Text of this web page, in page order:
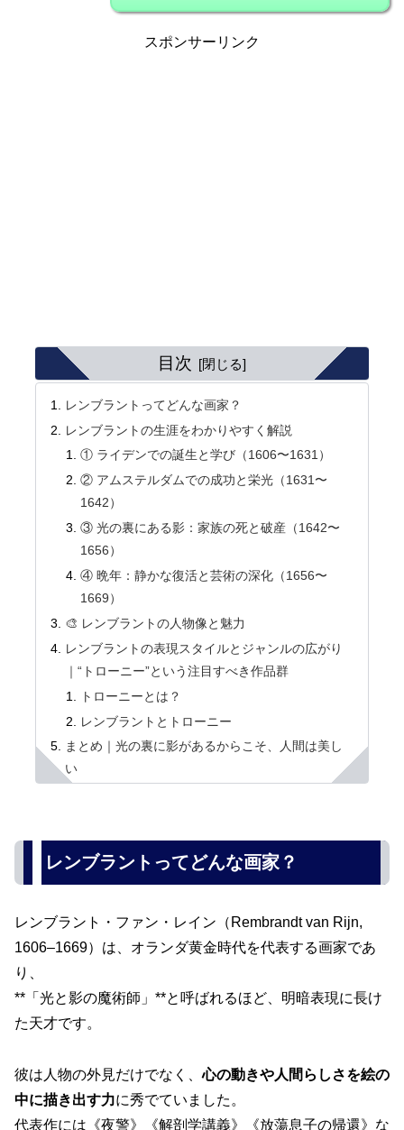
スポンサーリンク
目次
レンブラントってどんな画家？
レンブラントの生涯をわかりやすく解説
① ライデンでの誕生と学び（1606〜1631）
② アムステルダムでの成功と栄光（1631〜
1642）
③ 光の裏にある影：家族の死と破産（1642〜
1656）
④ 晩年：静かな復活と芸術の深化（1656〜
1669）
🎨 レンブラントの人物像と魅力
レンブラントの表現スタイルとジャンルの広がり
｜“トローニー”という注目すべき作品群
トローニーとは？
レンブラントとトローニー
まとめ｜光の裏に影があるからこそ、人間は美し
い
レンブラントってどんな画家？
レンブラント・ファン・レイン（Rembrandt van Rijn,
1606–1669）は、オランダ黄金時代を代表する画家であ
り、
**「光と影の魔術師」**と呼ばれるほど、明暗表現に長け
た天才です。
彼は人物の外見だけでなく、心の動きや人間らしさを絵の
中に描き出す力に秀でていました。
代表作には《夜警》《解剖学講義》《放蕩息子の帰還》な